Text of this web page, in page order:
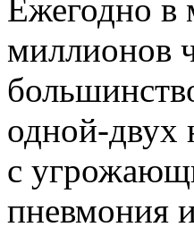
Ежегодно в
миллионов
одной-двух
с
пневмония